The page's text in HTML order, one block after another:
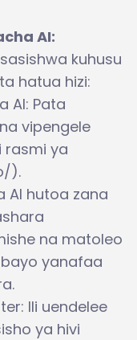
AI:
kuhusu
hatua hizi:
AI: Pata
vipengele
rasmi ya
).
AI hutoa zana
na matoleo
yanafaa
Ili uendelee
ya hivi